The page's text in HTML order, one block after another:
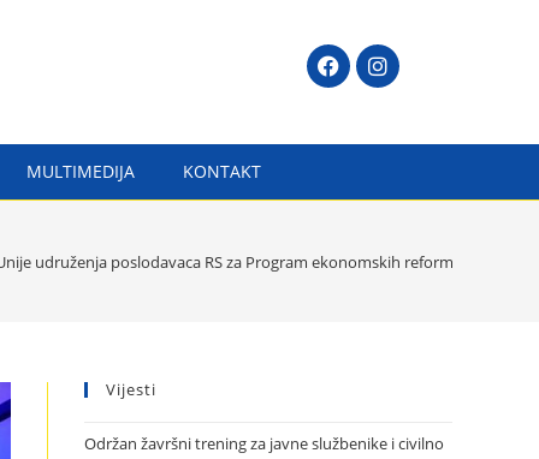
MULTIMEDIJA KONTAKT
udruženja poslodavaca RS za Program ekonomskih reformi Republike
Vijesti
Održan žavršni trening za javne službenike i civilno